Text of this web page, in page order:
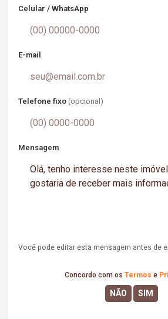
Celular / WhatsApp
E-mail
Telefone fixo (opcional)
Mensagem
Você pode editar esta mensagem antes de
Concordo com os Termos e